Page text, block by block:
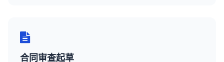
合同审查起草